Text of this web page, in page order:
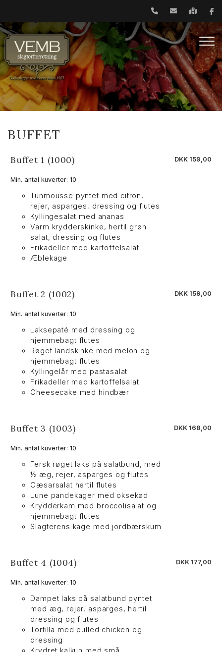
hovedindhold
BUFFET
Buffet 1 (1000) DKK 159,00
Min. antal kuverter: 10
Tunmousse pyntet med citron,
rejer, asparges, dressing og flutes
Kyllingesalat med ananas
Varm krydderskinke, hertil grøn
salat, dressing og flutes
Frikadeller med kartoffelsalat
Æblekage
Buffet 2 (1002) DKK 159,00
Min. antal kuverter: 10
Laksepaté med dressing og
hjemmebagt flutes
Røget landskinke med melon og
hjemmebagt flutes
Kyllingelår med pastasalat
Frikadeller med kartoffelsalat
Cheesecake med hindbær
Buffet 3 (1003) DKK 168,00
Min. antal kuverter: 10
Fersk røget laks på salatbund, med
½ æg, rejer, asparges og flutes
Cæsarsalat hertil flutes
Lune pandekager med oksekød
Krydderkam med broccolisalat og
hjemmebagt flutes
Slagterens kage med jordbærskum
Buffet 4 (1004) DKK 177,00
Min. antal kuverter: 10
Dampet laks på salatbund pyntet
med æg, rejer, asparges, hertil
dressing og flutes
Tortilla med pulled chicken og
dressing
Krydret kalkun med små